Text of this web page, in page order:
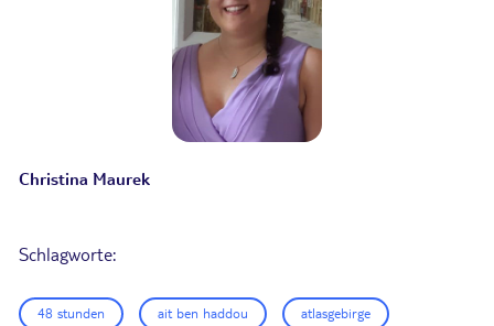
Christina Maurek
Schlagworte:
48 stunden ait ben haddou atlasgebirge